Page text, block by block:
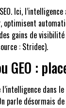
Ici,
gains de
: Stridec).
:
parle désormais de